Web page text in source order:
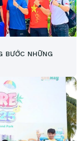
BƯỚC NHỮNG